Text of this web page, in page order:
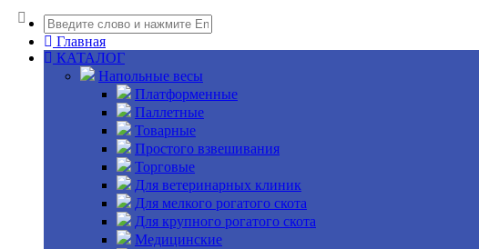
Главная
КАТАЛОГ
Напольные весы
Платформенные
Паллетные
Товарные
Простого взвешивания
Торговые
Для ветеринарных клиник
Для мелкого рогатого скота
Для крупного рогатого скота
Медицинские